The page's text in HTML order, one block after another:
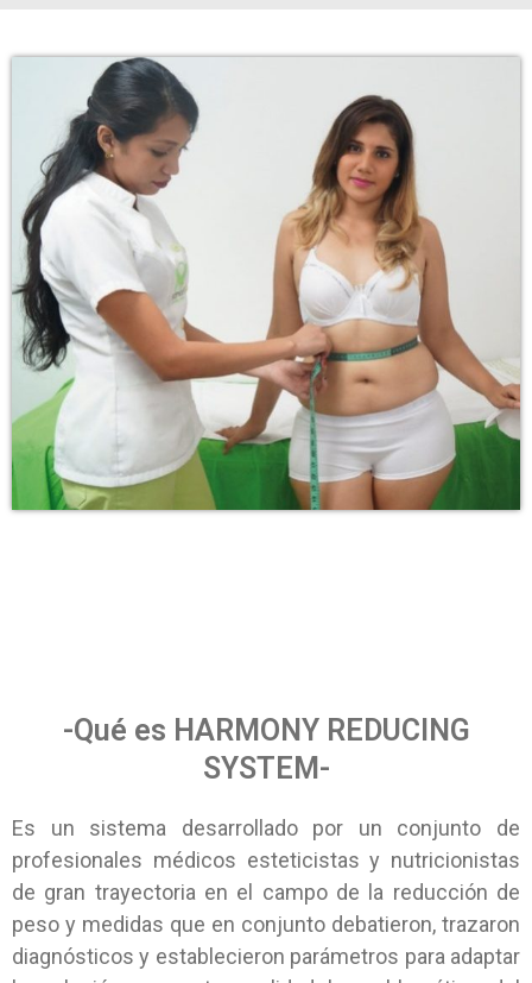
-Qué es HARMONY REDUCING
SYSTEM-
Es un sistema desarrollado por un conjunto de
profesionales médicos esteticistas y nutricionistas
de gran trayectoria en el campo de la reducción de
peso y medidas que en conjunto debatieron, trazaron
diagnósticos y establecieron parámetros para adaptar